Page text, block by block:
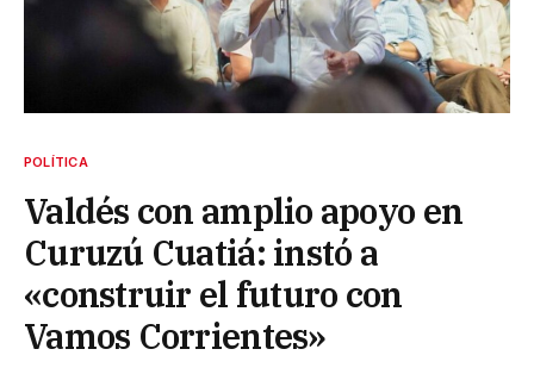
POLÍTICA
Valdés con amplio apoyo en
Curuzú Cuatiá: instó a
«construir el futuro con
Vamos Corrientes»